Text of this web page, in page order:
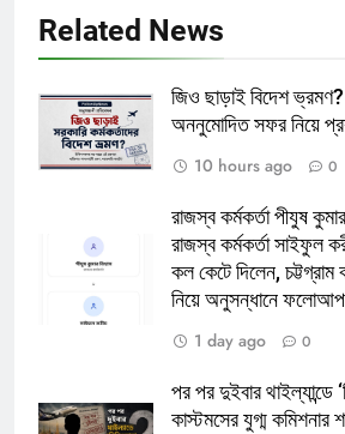
Related News
জিও ছাড়াই বিদেশ ভ্রমণ?
অননুমোদিত সফর নিয়ে
10 hours ago
0
রাজস্ব কর্মকর্তা পীযুষ
রাজস্ব কর্মকর্তা সাইফুল
কল কেটে দিলেন, চট্টগ্রাম
নিয়ে অনুসন্ধানে
1 day ago
0
পর পর দুইবার থাইল্যান্ডে
কাস্টমসের যুগ্ম কমিশনার